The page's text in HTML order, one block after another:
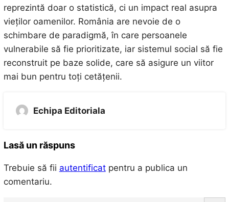
reprezintă doar o statistică, ci un impact real asupra
vieților oamenilor. România are nevoie de o
schimbare de paradigmă, în care persoanele
vulnerabile să fie prioritizate, iar sistemul social să fie
reconstruit pe baze solide, care să asigure un viitor
mai bun pentru toți cetățenii.
Echipa Editoriala
Lasă un răspuns
Trebuie să fii autentificatpentru a publica un
comentariu.